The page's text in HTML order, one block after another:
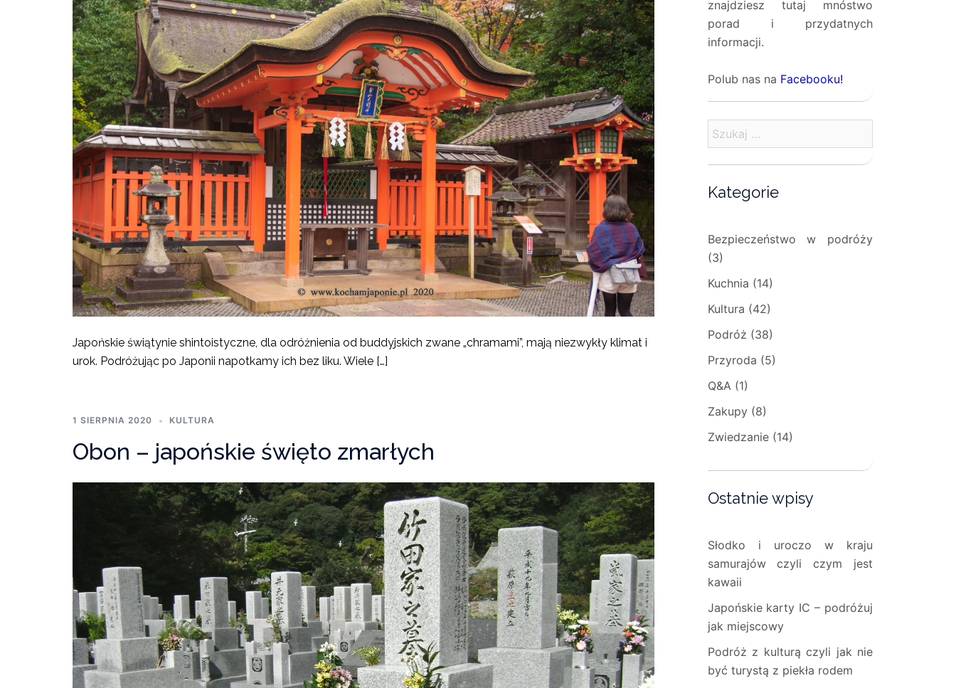
Japońskie świątynie shintoistyczne, dla odróżnienia od buddyjskich zwane „chramami”, mają niezwykły klimat i
urok. Podróżując po Japonii napotkamy ich bez liku. Wiele […]
1 SIERPNIA 2020 KULTURA
Obon – japońskie święto zmarłych
znajdziesz tutaj mnóstwo
porad i przydatnych
informacji.
Polub nas na Facebooku!
Szukaj:
Kategorie
Bezpieczeństwo w podróży
(3)
Kuchnia (14)
Kultura (42)
Podróż (38)
Przyroda (5)
Q&A(1)
Zakupy(8)
Zwiedzanie(14)
Ostatnie wpisy
Słodko i uroczo w kraju
samurajów czyli czym jest
kawaii
Japońskie karty IC – podróżuj
jak miejscowy
Podróż z kulturą czyli jak nie
być turystą z piekła rodem